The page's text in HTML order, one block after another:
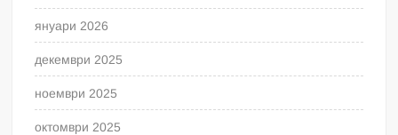
януари 2026
декември 2025
ноември 2025
октомври 2025